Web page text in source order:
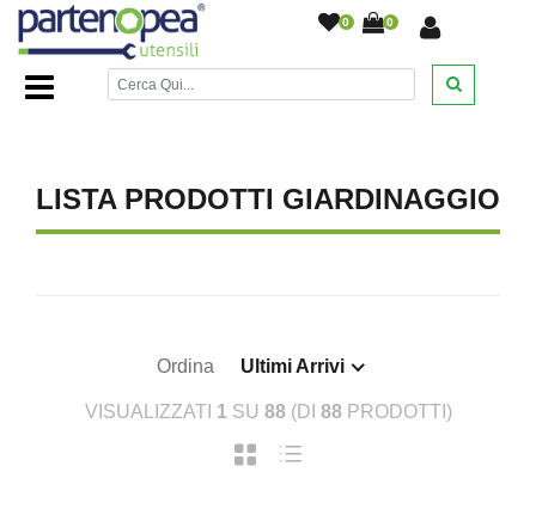
0 0
Home Page/BRICOLAGE E FAI DA TE/GIARDINAGGIO
LISTA PRODOTTI GIARDINAGGIO
Ordina Ultimi Arrivi
VISUALIZZATI 1 SU 88(DI 88PRODOTTI)